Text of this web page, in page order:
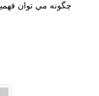
چگونه مي توان